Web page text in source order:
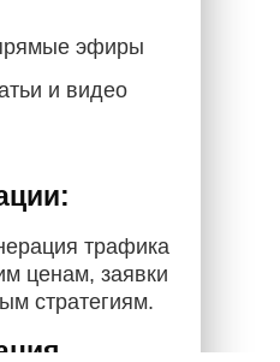
эфиры
и видео
трафика
ценам, заявки
стратегиям.